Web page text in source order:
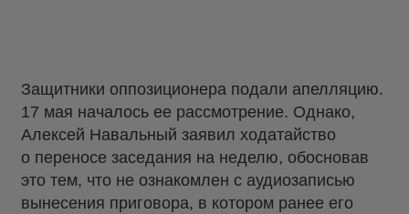
Защитники оппозиционера подали апелляцию.
17 мая началось ее рассмотрение. Однако,
Алексей Навальный заявил ходатайство
о переносе заседания на неделю, обосновав
это тем, что не ознакомлен с аудиозаписью
вынесения приговора, в котором ранее его